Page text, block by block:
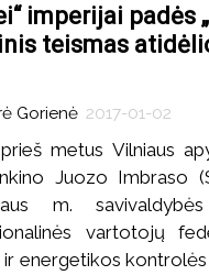
imperijai padės
teismas
Gorienė 2017-01-02
metus Vilniaus
Juozo Imbraso
m.
vartotojų
energetikos